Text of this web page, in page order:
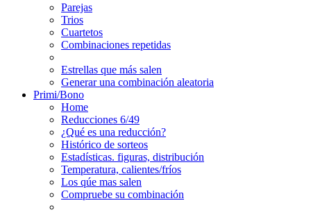
Parejas
Trios
Cuartetos
Combinaciones repetidas
Estrellas que más salen
Generar una combinación aleatoria
Primi/Bono
Home
Reducciones 6/49
¿Qué es una reducción?
Histórico de sorteos
Estadísticas. figuras, distribución
Temperatura, calientes/fríos
Los qúe mas salen
Compruebe su combinación